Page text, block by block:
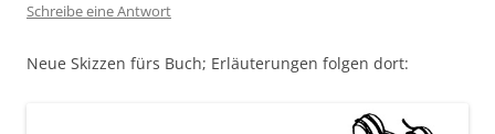
Schreibe eine Antwort
Neue Skizzen fürs Buch; Erläuterungen folgen dort: